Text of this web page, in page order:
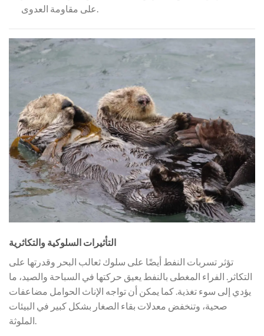
التأثيرات السلوكية والتكاثرية
تؤثر تسربات النفط أيضًا على سلوك ثعالب البحر وقدرتها على
التكاثر. الفراء المغطى بالنفط يعيق حركتها في السباحة والصيد، ما
يؤدي إلى سوء تغذية. كما يمكن أن تواجه الإناث الحوامل مضاعفات
صحية، وتنخفض معدلات بقاء الصغار بشكل كبير في البيئات
الملوثة.